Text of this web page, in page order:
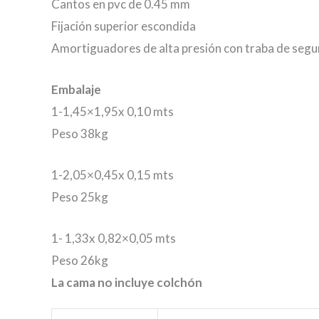
Cantos en pvc de 0.45 mm
Fijación superior escondida
Amortiguadores de alta presión con traba de
Embalaje
1-1,45×1,95x 0,10 mts
Peso 38kg
1-2,05×0,45x 0,15 mts
Peso 25kg
1- 1,33x 0,82×0,05 mts
Peso 26kg
La cama no incluye colchón